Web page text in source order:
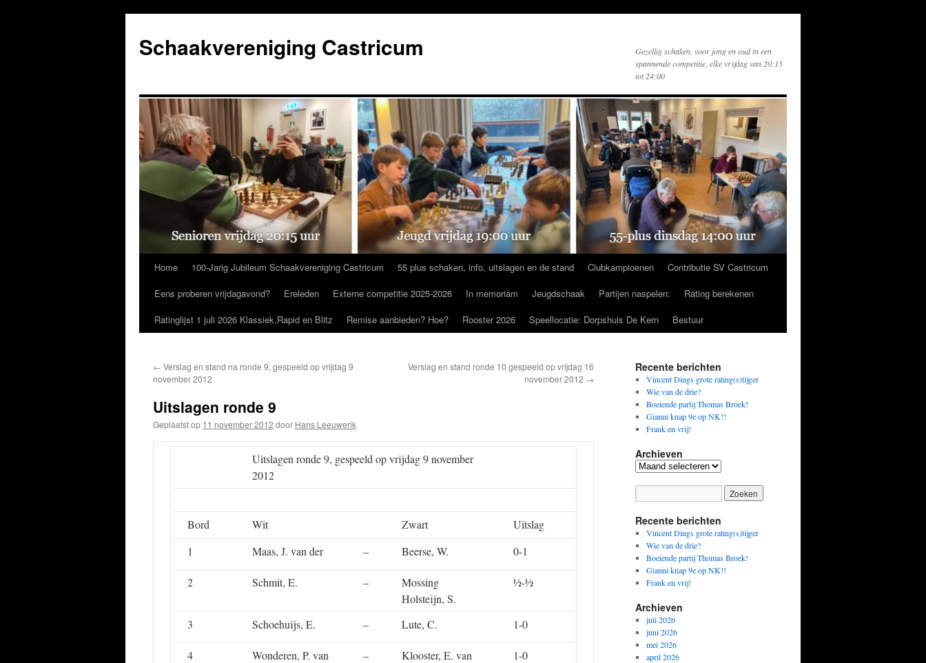
de
inhoud
Schaakvereniging Castricum
Gezellig schaken, voor jong en oud in een
spannende competitie, elke vrijdag van 20:15
tot 24:00
Home 100-Jarig Jubileum Schaakvereniging Castricum 55 plus schaken, info, uitslagen en de stand Clubkampioenen
Contributie SV Castricum
Eens proberen vrijdagavond?
Ereleden Externe competitie 2025-2026 In memoriam Jeugdschaak Partijen naspelen:
Rating berekenen
Ratinglijst 1 juli 2026 Klassiek,Rapid en Blitz
Remise aanbieden? Hoe? Rooster 2026 Speellocatie: Dorpshuis De Kern Bestuur
← Verslag en stand na ronde 9, gespeeld op vrijdag 9
november 2012
Verslag en stand ronde 10 gespeeld op vrijdag 16
november 2012 →
Uitslagen ronde 9
Geplaatst op 11 november 2012 door Hans Leeuwerik
Uitslagen ronde 9, gespeeld op vrijdag 9 november
2012
Bord Wit Zwart
Uitslag
1
Maas, J. van der – Beerse, W. 0-1
2 Schmit, E. –
Mossing
Holsteijn, S.
½-½
3 Schoehuijs, E. – Lute, C. 1-0
4 Wonderen, P. van –
Klooster, E. van
1-0
Recente berichten
Vincent Dings grote rating(s)tijger
Wie van de drie?
Boeiende partij Thomas Broek!
Gianni knap 9e op NK!!
Frank en vrij!
Archieven
Archieven
Recente berichten
Vincent Dings grote rating(s)tijger
Wie van de drie?
Boeiende partij Thomas Broek!
Gianni knap 9e op NK!!
Frank en vrij!
Archieven
juli 2026
juni 2026
mei 2026
april 2026